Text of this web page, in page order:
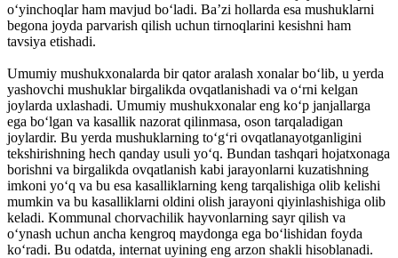
oʻyinchoqlar ham mavjud boʻladi. Baʼzi hollarda esa mushuklarni
begona joyda parvarish qilish uchun tirnoqlarini kesishni ham
tavsiya etishadi.
Umumiy mushukxonalarda bir qator aralash xonalar boʻlib, u yerda
yashovchi mushuklar birgalikda ovqatlanishadi va oʻrni kelgan
joylarda uxlashadi. Umumiy mushukxonalar eng koʻp janjallarga
ega boʻlgan va kasallik nazorat qilinmasa, oson tarqaladigan
joylardir. Bu yerda mushuklarning toʻgʻri ovqatlanayotganligini
tekshirishning hech qanday usuli yoʻq. Bundan tashqari hojatxonaga
borishni va birgalikda ovqatlanish kabi jarayonlarni kuzatishning
imkoni yoʻq va bu esa kasalliklarning keng tarqalishiga olib kelishi
mumkin va bu kasalliklarni oldini olish jarayoni qiyinlashishiga olib
keladi. Kommunal chorvachilik hayvonlarning sayr qilish va
oʻynash uchun ancha kengroq maydonga ega boʻlishidan foyda
koʻradi. Bu odatda, internat uyining eng arzon shakli hisoblanadi.